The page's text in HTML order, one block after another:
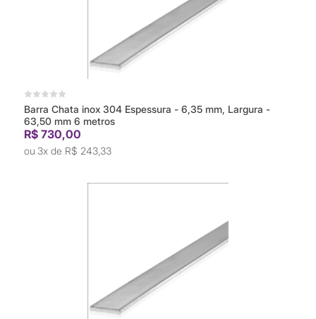
Barra Chata inox 304 Espessura - 6,35 mm, Largura -
63,50 mm 6 metros
R$ 730,00
3x de R$ 243,33